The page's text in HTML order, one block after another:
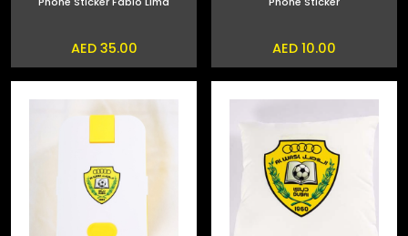
AED 10.00
AED 35.00